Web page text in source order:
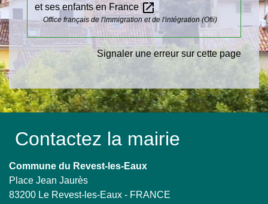
et ses enfants en France open_in_new
Office français de l'immigration et de l'intégration (Ofii)
Signaler une erreur sur cette page
Contactez la mairie
Commune du Revest-les-Eaux
Place Jean Jaurès
83200 Le Revest-les-Eaux - FRANCE